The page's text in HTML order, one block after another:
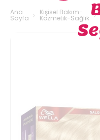
Ana
Sayfa
Kişisel Bakım-
Kozmetik-Sağlık